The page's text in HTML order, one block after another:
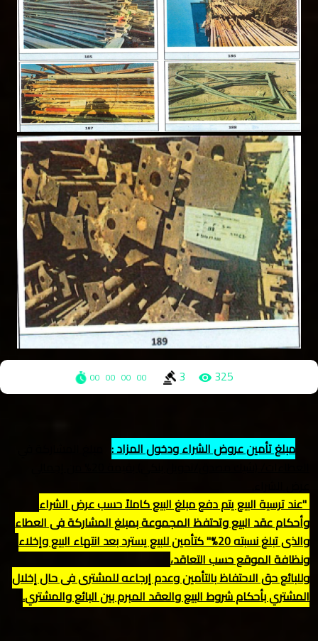
325
3
00
00
00
00
مبلغ تأمين عروض الشراء ودخول المزاد :
"عند ترسية البيع يتم دفع مبلغ البيع كاملاً حسب عرض الشراء
وأحكام عقد البيع وتحتفظ المجموعة بمبلغ المشاركة في العطاء
والذي تبلغ نسبته 20%" كتأمين للبيع يسترد بعد انتهاء البيع وإخلاء
ونظافة الموقع حسب التعاقد،
وللبائع حق الاحتفاظ بالتأمين وعدم إرجاعه للمشتري في حال إخلال
المشتري بأحكام شروط البيع والعقد المبرم بين البائع والمشتري.